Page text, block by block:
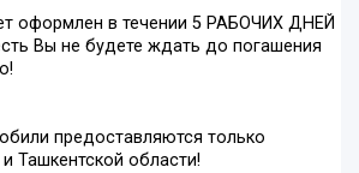
оформлен в течении 5 РАБОЧИХ ДНЕЙ
Вы не будете ждать до погашения
предоставляются только
Ташкентской области!